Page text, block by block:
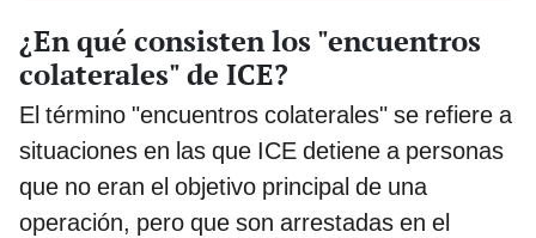
¿En qué consisten los "encuentros
colaterales" de ICE?
El término "encuentros colaterales" se refiere a
situaciones en las que ICE detiene a personas
que no eran el objetivo principal de una
operación, pero que son arrestadas en el